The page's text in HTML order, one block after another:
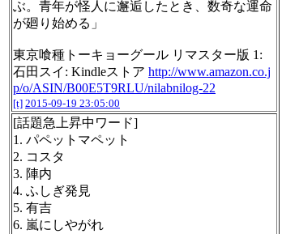
ぶ。青年が怪人に邂逅したとき、数奇な運命
が廻り始める」
東京喰種トーキョーグール リマスター版 1:
石田スイ: Kindleストア http://www.amazon.co.j
p/o/ASIN/B00E5T9RLU/nilabnilog-22
[t] 2015-09-19 23:05:00
[話題急上昇中ワード]
1. パペットマペット
2. コスタ
3. 陣内
4. ふしぎ発見
5. 有吉
6. 嵐にしやがれ